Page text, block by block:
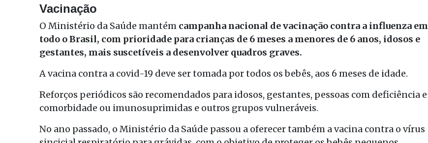
Vacinação
O Ministério da Saúde mantém campanha nacional de vacinação contra a influenza em
todo o Brasil, com prioridade para crianças de 6 meses a menores de 6 anos, idosos e
gestantes, mais suscetíveis a desenvolver quadros graves.
A vacina contra a covid-19 deve ser tomada por todos os bebês, aos 6 meses de idade.
Reforços periódicos são recomendados para idosos, gestantes, pessoas com deficiência e
comorbidade ou imunosuprimidas e outros grupos vulneráveis.
No ano passado, o Ministério da Saúde passou a oferecer também a vacina contra o vírus